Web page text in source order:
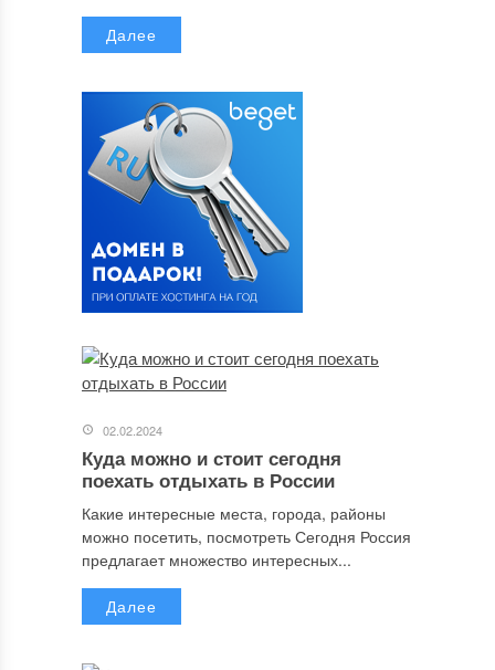
Далее
02.02.2024
Куда можно и стоит сегодня
поехать отдыхать в России
Какие интересные места, города, районы
можно посетить, посмотреть Сегодня Россия
предлагает множество интересных...
Далее